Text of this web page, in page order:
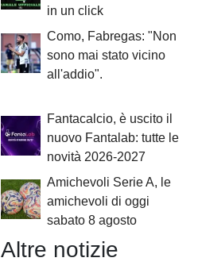
in un click
Como, Fabregas: "Non
sono mai stato vicino
all'addio".
Fantacalcio, è uscito il
nuovo Fantalab: tutte le
novità 2026-2027
Amichevoli Serie A, le
amichevoli di oggi
sabato 8 agosto
Altre notizie